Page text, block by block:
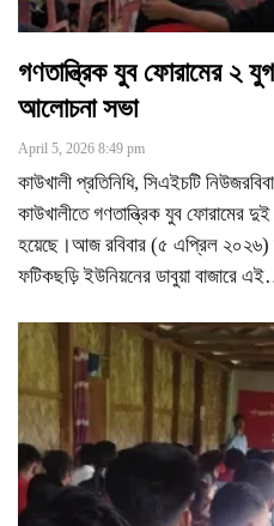
গণতান্ত্রিক যুব ফোরামের ২
আলোচনা সভা
April 5, 2026 8:49 pm
কাউখালী প্রতিনিধি, সিএইচটি
কাউখালীতে গণতান্ত্রিক যুব ফোরামের
হয়েছে।আজ রবিবার (৫ এপ্রিল ২০২৬)
ফটিকছড়ি ইউনিয়নের ডাবুয়া বাজারে এই